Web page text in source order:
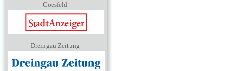
Coesfeld
Dreingau Zeitung